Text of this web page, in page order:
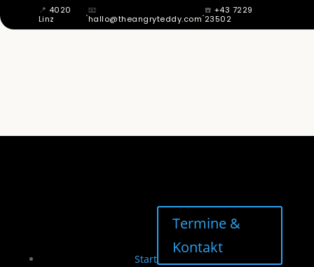
📍 4020
Linz
·📧
hallo@theangryteddy.com·☎️ +43 7229
23502
Start
Termine &
Kontakt